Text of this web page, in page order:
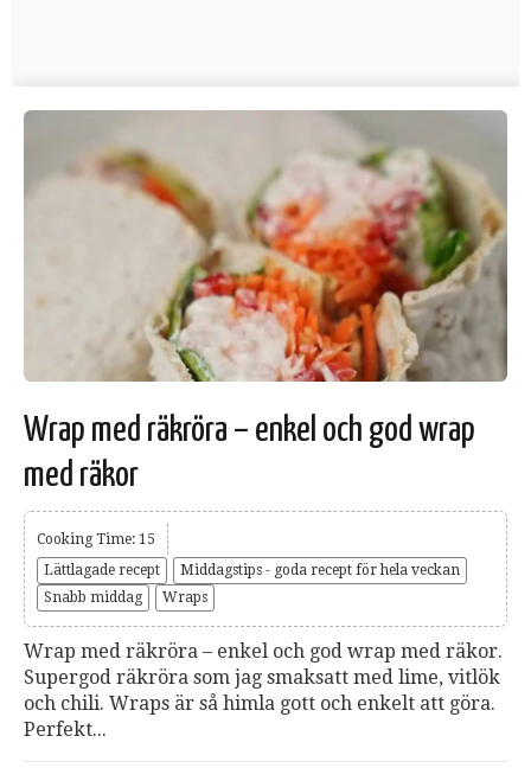
Wrap med räkröra – enkel och god wrap
med räkor
Cooking Time: 15
Lättlagade recept
Middagstips - goda recept för hela veckan
Snabb middag
Wraps
Wrap med räkröra – enkel och god wrap med räkor.
Supergod räkröra som jag smaksatt med lime, vitlök
och chili. Wraps är så himla gott och enkelt att göra.
Perfekt...